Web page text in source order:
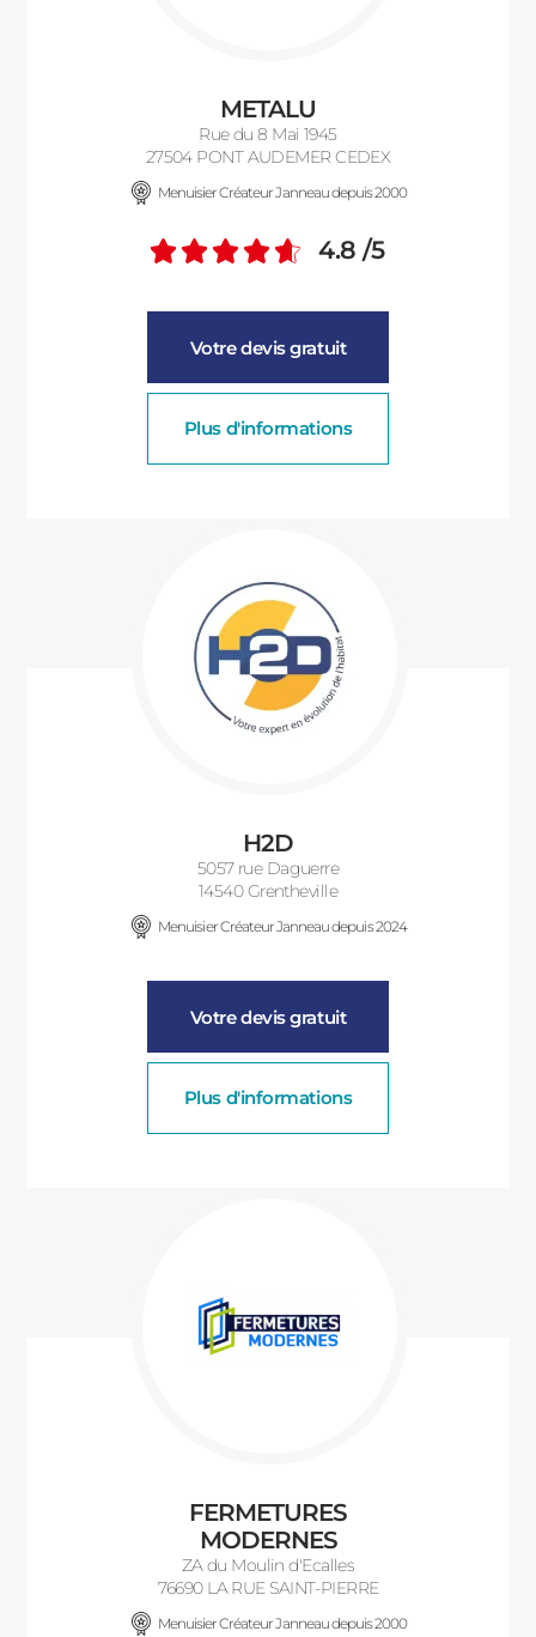
METALU
Rue du 8 Mai 1945
27504 PONT AUDEMER CEDEX
Menuisier Créateur Janneau depuis 2000
Note moyenne :
4.8 /5
Votre devis gratuit
Plus d'informations
H2D
5057 rue Daguerre
14540 Grentheville
Menuisier Créateur Janneau depuis 2024
Votre devis gratuit
Plus d'informations
FERMETURES
MODERNES
ZA du Moulin d'Ecalles
76690 LA RUE SAINT-PIERRE
Menuisier Créateur Janneau depuis 2000